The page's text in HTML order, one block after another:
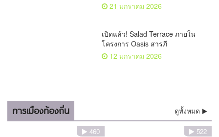
21 มกราคม 2026
เปิดแล้ว! Salad Terrace ภายใน
โครงการ Oasis สารภี
12 มกราคม 2026
การเมืองท้องถิ่น ดูทั้งหมด
460 522